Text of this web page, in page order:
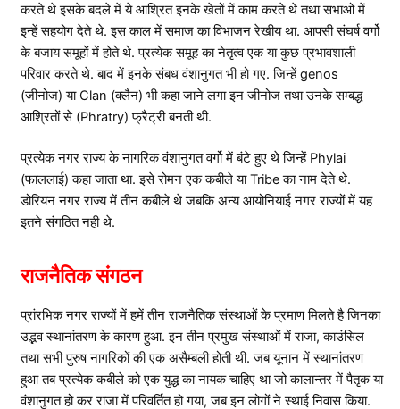
करते थे इसके बदले में ये आश्रित इनके खेतों में काम करते थे तथा सभाओं में
इन्हें सहयोग देते थे. इस काल में समाज का विभाजन रेखीय था. आपसी संघर्ष वर्गो
के बजाय समूहों में होते थे. प्रत्येक समूह का नेतृत्व एक या कुछ प्रभावशाली
परिवार करते थे. बाद में इनके संबध वंशानुगत भी हो गए. जिन्हें genos
(जीनोज) या Clan (क्लैन) भी कहा जाने लगा इन जीनोज तथा उनके सम्बद्ध
आश्रितों से (Phratry) फ्रैट्री बनती थी.
प्रत्येक नगर राज्य के नागरिक वंशानुगत वर्गो में बंटे हुए थे जिन्हें Phylai
(फाललाई) कहा जाता था. इसे रोमन एक कबीले या Tribe का नाम देते थे.
डोरियन नगर राज्य में तीन कबीले थे जबकि अन्य आयोनियाई नगर राज्यों में यह
इतने संगठित नही थे.
राजनैतिक संगठन
प्रांरभिक नगर राज्यों में हमें तीन राजनैतिक संस्थाओं के प्रमाण मिलते है जिनका
उद्भव स्थानांतरण के कारण हुआ. इन तीन प्रमुख संस्थाओं में राजा, काउंसिल
तथा सभी पुरुष नागरिकों की एक असैम्बली होती थी. जब यूनान में स्थानांतरण
हुआ तब प्रत्येक कबीले को एक युद्ध का नायक चाहिए था जो कालान्तर में पैतृक या
वंशानुगत हो कर राजा में परिवर्तित हो गया, जब इन लोगों ने स्थाई निवास किया.